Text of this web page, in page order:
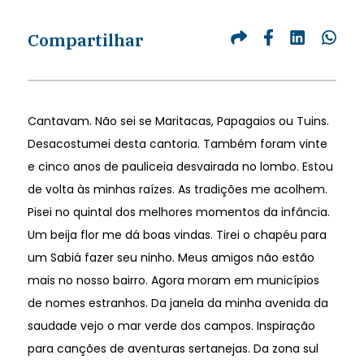
Compartilhar
Cantavam. Não sei se Maritacas, Papagaios ou Tuins.
Desacostumei desta cantoria. Também foram vinte
e cinco anos de pauliceia desvairada no lombo. Estou
de volta às minhas raízes. As tradições me acolhem.
Pisei no quintal dos melhores momentos da infância.
Um beija flor me dá boas vindas. Tirei o chapéu para
um Sabiá fazer seu ninho. Meus amigos não estão
mais no nosso bairro. Agora moram em municípios
de nomes estranhos. Da janela da minha avenida da
saudade vejo o mar verde dos campos. Inspiração
para canções de aventuras sertanejas. Da zona sul